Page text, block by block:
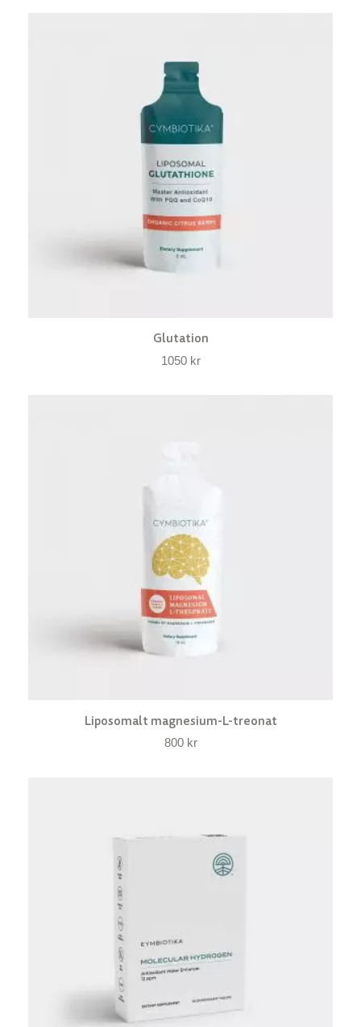
Glutation
1050 kr
Liposomalt magnesium-L-treonat
800 kr